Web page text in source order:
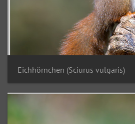
Eichhörnchen (Sciurus vulgaris)